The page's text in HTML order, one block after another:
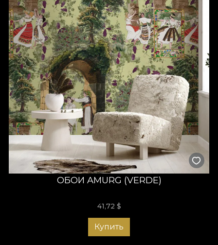
ОБОИ AMURG (VERDE)
41,72 $
Купить